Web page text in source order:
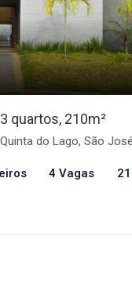
quartos, 210m²
do Lago, São José do Rio
4 Vagas